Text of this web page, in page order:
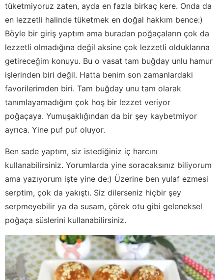
tüketmiyoruz zaten, ayda en fazla birkaç kere. Onda da
en lezzetli halinde tüketmek en doğal hakkım bence:)
Böyle bir giriş yaptım ama buradan poğaçaların çok da
lezzetli olmadığına değil aksine çok lezzetli olduklarına
getireceğim konuyu. Bu o vasat tam buğday unlu hamur
işlerinden biri değil. Hatta benim son zamanlardaki
favorilerimden biri. Tam buğday unu tam olarak
tanımlayamadığım çok hoş bir lezzet veriyor
poğaçaya. Yumuşaklığından da bir şey kaybetmiyor
ayrıca. Yine puf puf oluyor.
Ben sade yaptım, siz istediğiniz iç harcını
kullanabilirsiniz. Yorumlarda yine soracaksınız biliyorum
ama yazıyorum işte yine de:) Üzerine ben yulaf ezmesi
serptim, çok da yakıştı. Siz dilerseniz hiçbir şey
serpmeyebilir ya da susam, çörek otu gibi geleneksel
poğaça süslerini kullanabilirsiniz.